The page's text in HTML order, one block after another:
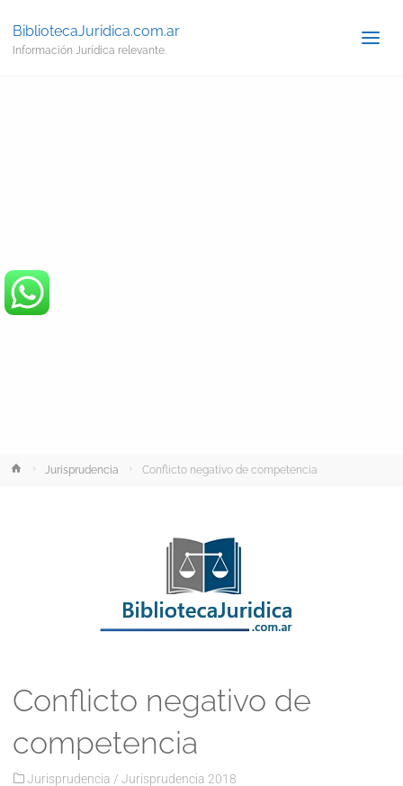
BibliotecaJuridica.com.ar
Información Jurídica relevante.
InicioJurisprudencia Conflicto negativo de competencia
Conflicto negativo de
competencia
Jurisprudencia / Jurisprudencia 2018